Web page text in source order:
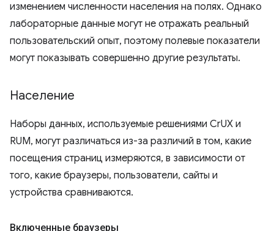
изменением численности населения на полях. Однако
лабораторные данные могут не отражать реальный
пользовательский опыт, поэтому полевые показатели
могут показывать совершенно другие результаты.
Население
Наборы данных, используемые решениями CrUX и
RUM, могут различаться из-за различий в том, какие
посещения страниц измеряются, в зависимости от
того, какие браузеры, пользователи, сайты и
устройства сравниваются.
Включенные браузеры